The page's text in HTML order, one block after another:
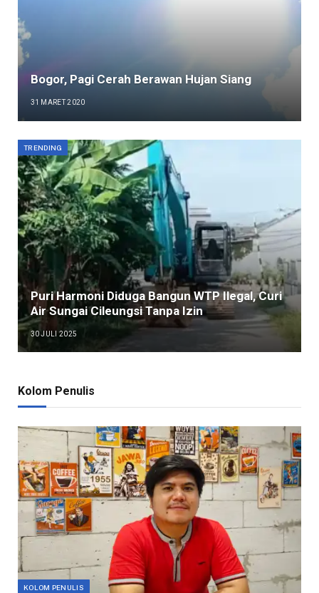
Bogor, Pagi Cerah Berawan Hujan Siang
31 MARET 2020
TRENDING
Puri Harmoni Diduga Bangun WTP Ilegal, Curi
Air Sungai Cileungsi Tanpa Izin
30 JULI 2025
Kolom Penulis
KOLOM PENULIS